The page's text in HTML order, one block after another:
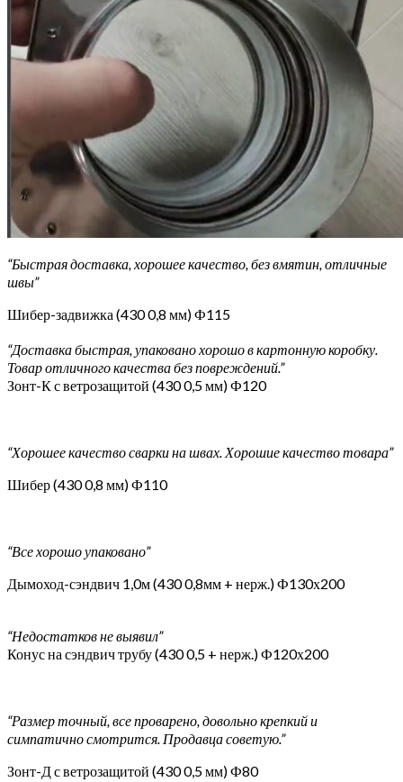
“Быстрая доставка, хорошее качество, без вмятин, отличные
швы”
Шибер-задвижка (430 0,8 мм) Ф115
“Доставка быстрая, упаковано хорошо в картонную коробку.
Товар отличного качества без повреждений.”
Зонт-К с ветрозащитой (430 0,5 мм) Ф120
“Хорошее качество сварки на швах. Хорошие качество товара”
Шибер (430 0,8 мм) Ф110
“Все хорошо упаковано”
Дымоход-сэндвич 1,0м (430 0,8мм + нерж.) Ф130х200
“Недостатков не выявил”
Конус на сэндвич трубу (430 0,5 + нерж.) Ф120х200
“Размер точный, все проварено, довольно крепкий и
симпатично смотрится. Продавца советую.”
Зонт-Д с ветрозащитой (430 0,5 мм) Ф80